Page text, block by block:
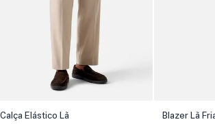
Calça Elástico Lã Blazer Lã